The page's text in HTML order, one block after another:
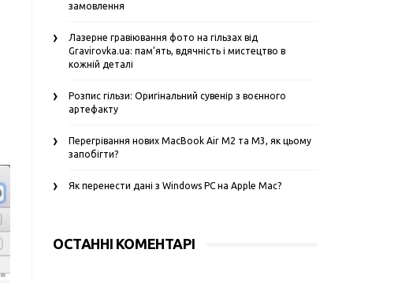
замовлення
Лазерне гравіювання фото на гільзах від
Gravirovka.ua: пам’ять, вдячність і мистецтво в
кожній деталі
Розпис гільзи: Оригінальний сувенір з воєнного
артефакту
Перегрівання нових MacBook Air M2 та M3, як цьому
запобігти?
Як перенести дані з Windows PC на Apple Mac?
ОСТАННІ КОМЕНТАРІ